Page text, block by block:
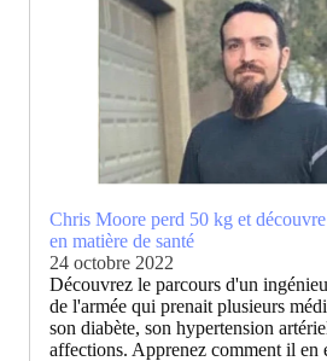
Chris Moore perd 50 kg et
en matière de santé
24 octobre 2022
Découvrez le parcours d'un
de l'armée qui prenait plusieurs
son diabète, son hypertension
affections. Apprenez comment il en